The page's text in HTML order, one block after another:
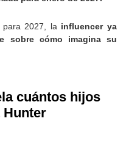
para 2027, la influencer ya
sobre cómo imagina su
cuántos hijos
Hunter